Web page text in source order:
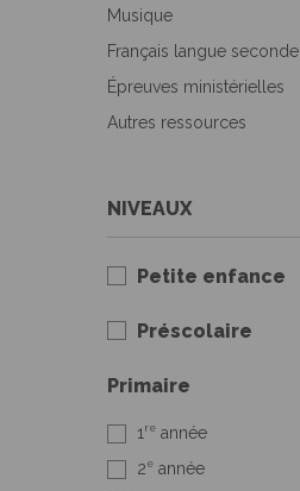
Musique
Français langue seconde
Épreuves ministérielles
Autres ressources
NIVEAUX
Petite enfance
Préscolaire
Primaire
1 re année
2 e année